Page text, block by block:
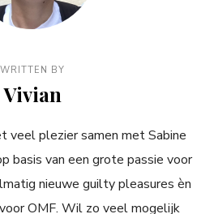
WRITTEN BY
Vivian
veel plezier samen met Sabine
basis van een grote passie voor
nieuwe guilty pleasures èn
OMF. Wil zo veel mogelijk